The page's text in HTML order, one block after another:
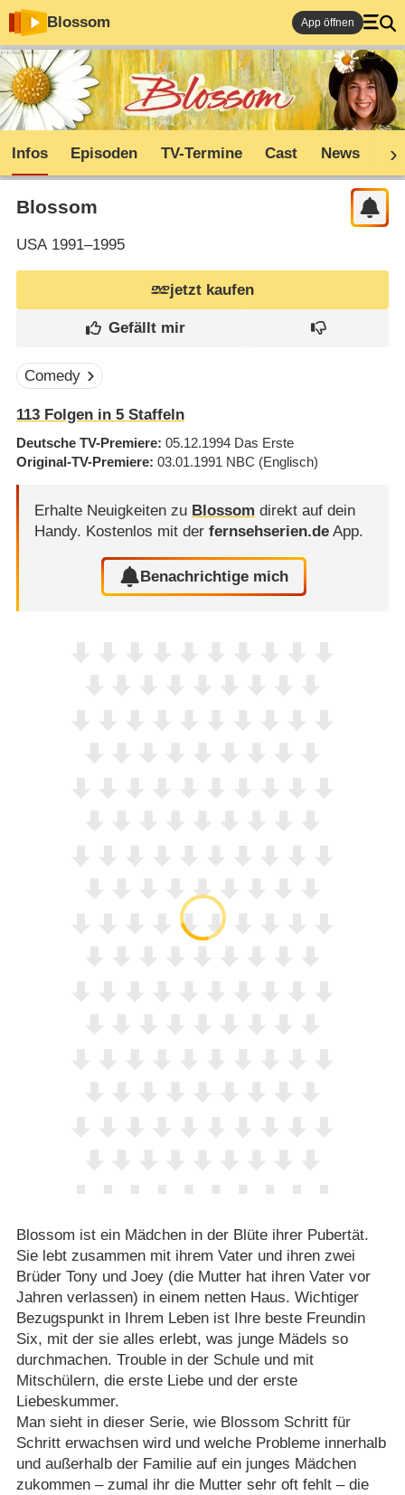
Blossom App öffnen
Infos Episoden TV-Termine Cast News
Blossom
USA1991–1995
jetzt kaufen
Comedy
113Folgen in 5Staffeln
Deutsche TV-Premiere 05.12.1994 Das Erste
Original-TV-Premiere 03.01.1991 NBC (Englisch)
Erhalte Neuigkeiten zu Blossom direkt auf dein
Handy. Kostenlos mit der fernsehserien.deApp.
Benachrichtige mich
Blossom ist ein Mädchen in der Blüte ihrer Pubertät.
Sie lebt zusammen mit ihrem Vater und ihren zwei
Brüder Tony und Joey (die Mutter hat ihren Vater vor
Jahren verlassen) in einem netten Haus. Wichtiger
Bezugspunkt in Ihrem Leben ist Ihre beste Freundin
Six, mit der sie alles erlebt, was junge Mädels so
durchmachen. Trouble in der Schule und mit
Mitschülern, die erste Liebe und der erste
Liebeskummer.
Man sieht in dieser Serie, wie Blossom Schritt für
Schritt erwachsen wird und welche Probleme innerhalb
und außerhalb der Familie auf ein junges Mädchen
zukommen – zumal ihr die Mutter sehr oft fehlt – die